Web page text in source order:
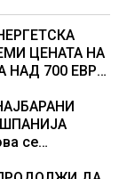
ЦЕНАТА НА
НАД 700 ЕВРА
се